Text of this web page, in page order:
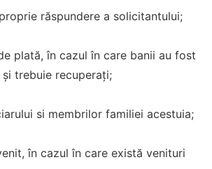
răspundere a solicitantului;
plată, în cazul în care banii au fost
trebuie recuperați;
si membrilor familiei acestuia;
în cazul în care există venituri